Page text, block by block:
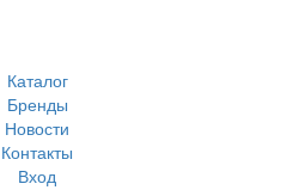
Каталог
Бренды
Новости
Контакты
Вход